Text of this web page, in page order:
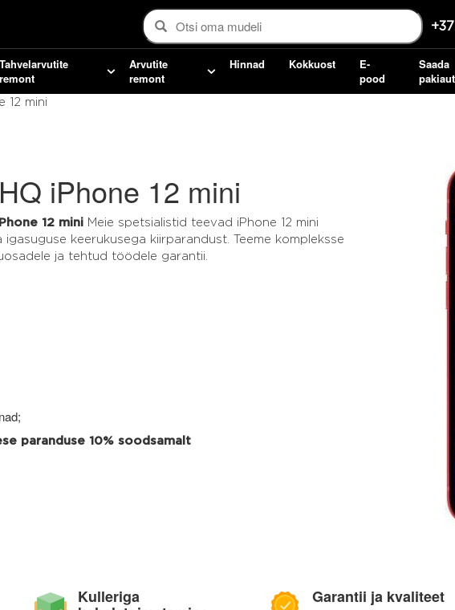
Tahvelarvutite
remont
Arvutite
remont
Hinnad Kokkuost
E-
pood
Saada
12 mini
iPhone 12 mini
12 mini Meie spetsialistid teevad iPhone 12 mini
keerukusega kiirparandust. Teeme kompleksse
ja tehtud töödele garantii.
paranduse 10% soodsamalt
Kulleriga Garantii ja kvaliteet